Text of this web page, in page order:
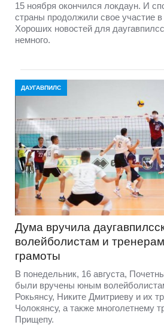
15 ноября окончился локдаун. И
страны продолжили свое участие
Хороших новостей для
немного.
ДАУГАВПИЛС
Дума вручила
волейболистам и
грамоты
В понедельник, 16 августа,
были вручены юным
Рокьянсу, Никите Дмитриеву и их
Чолокянсу, а также многолетнему
Прищепу.